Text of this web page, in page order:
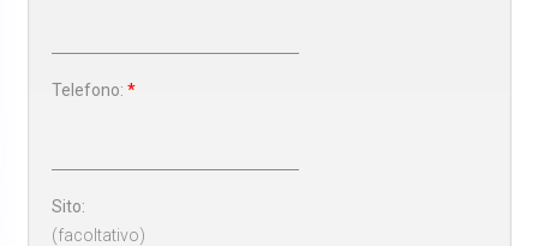
Telefono: *
Sito:
(facoltativo)